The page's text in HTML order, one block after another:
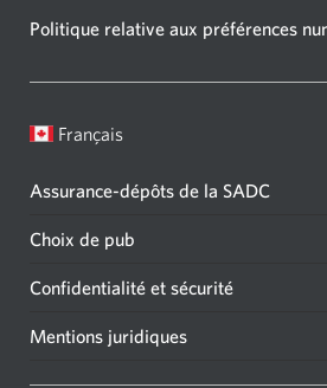
Politique relative aux préférences
Français
Assurance-dépôts de la SADC
Choix de pub
Confidentialité et sécurité
Mentions juridiques